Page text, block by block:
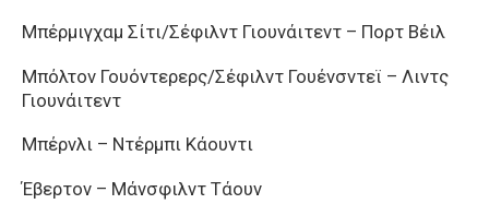
Μπέρμιγχαμ Σίτι/Σέφιλντ Γιουνάιτεντ – Πορτ Βέιλ
Μπόλτον Γουόντερερς/Σέφιλντ Γουένσντεϊ – Λιντς
Γιουνάιτεντ
Μπέρνλι – Ντέρμπι Κάουντι
Έβερτον – Μάνσφιλντ Τάουν